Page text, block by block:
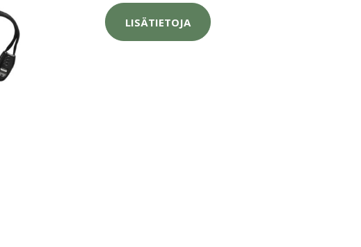
LISÄTIETOJA